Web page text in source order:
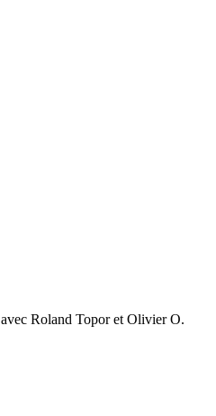
avec Roland Topor et Olivier O.